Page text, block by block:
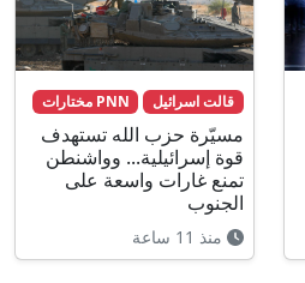
قالت اسرائيل PNN مختارات
مسيّرة حزب الله تستهدف
قوة إسرائيلية... وواشنطن
تمنع غارات واسعة على
الجنوب
منذ 11 ساعة